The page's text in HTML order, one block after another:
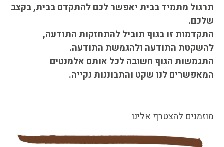
תרגול מתמיד בבית יאפשר לכם להתקדם בבית, בקצב
שלכם.
התקדמות זו בגוף תוביל להתחזקות התודעה,
להשקטת התודעה ולהגמשת התודעה.
התגמשות הגוף חשובה לכל אותם אלמנטים
המאפשרים לנו שקט והתבוננות נקייה.
מוזמנים להצטרף אלינו